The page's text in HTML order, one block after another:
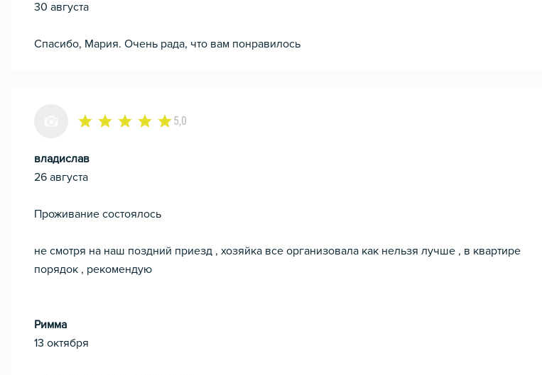
30 августа
Спасибо, Мария. Очень рада, что вам понравилось
5,0
владислав
26 августа
Проживание состоялось
не смотря на наш поздний приезд , хозяйка все организовала как нельзя лучше , в квартире
порядок , рекомендую
Римма
13 октября